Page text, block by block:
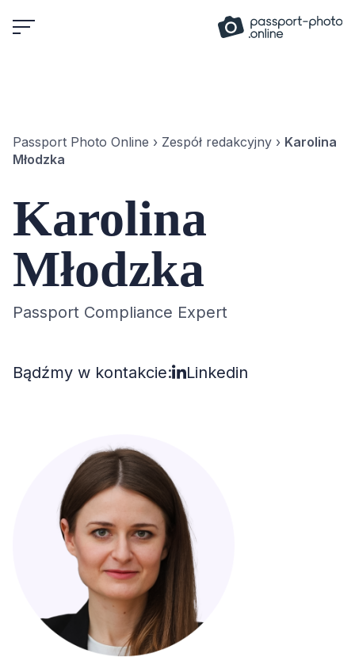
to
Passport Photo Online › Zespół redakcyjny › Karolina
Młodzka
Karolina
Młodzka
Passport Compliance Expert
Bądźmy w kontakcie: Linkedin